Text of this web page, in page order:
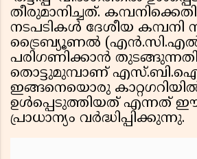
തീരുമാനിച്ചത്.
നടപടികൾ ദേശീയ കമ്പനി
ട്രൈബ്യൂണൽ
പരിഗണിക്കാൻ
തൊട്ടുമുമ്പാണ്
ഇങ്ങനെയൊരു
ഉൾപ്പെടുത്തിയത് എന്നത് ഈ
പ്രാധാന്യം വർദ്ധിപ്പിക്കുന്നു.